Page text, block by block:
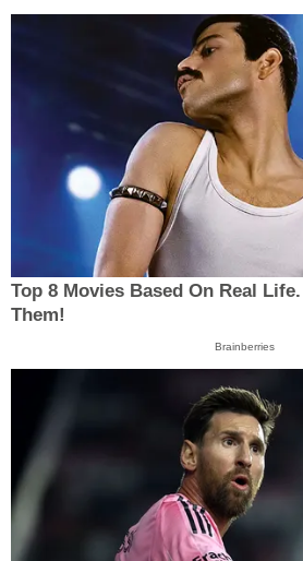
Top 8 Movies Based On Real
Them!
Brainberries